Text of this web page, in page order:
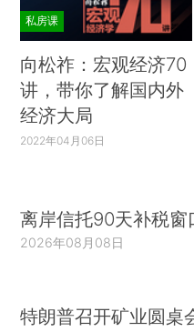
私房课
向松祚：宏观经济70
讲，带你了解国内外
经济大局
2022年04月06日
离岸信托90天补税窗
2026年08月08日
特朗普召开矿业圆桌